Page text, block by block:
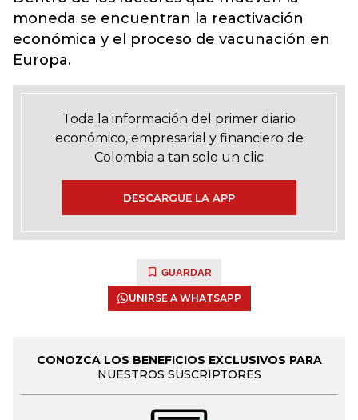
moneda se encuentran la reactivación
económica y el proceso de vacunación en
Europa.
Toda la información del primer diario
económico, empresarial y financiero de
Colombia a tan solo un clic
DESCARGUE LA APP
GUARDAR
UNIRSE A WHATSAPP
CONOZCA LOS BENEFICIOS EXCLUSIVOS PARA
NUESTROS SUSCRIPTORES